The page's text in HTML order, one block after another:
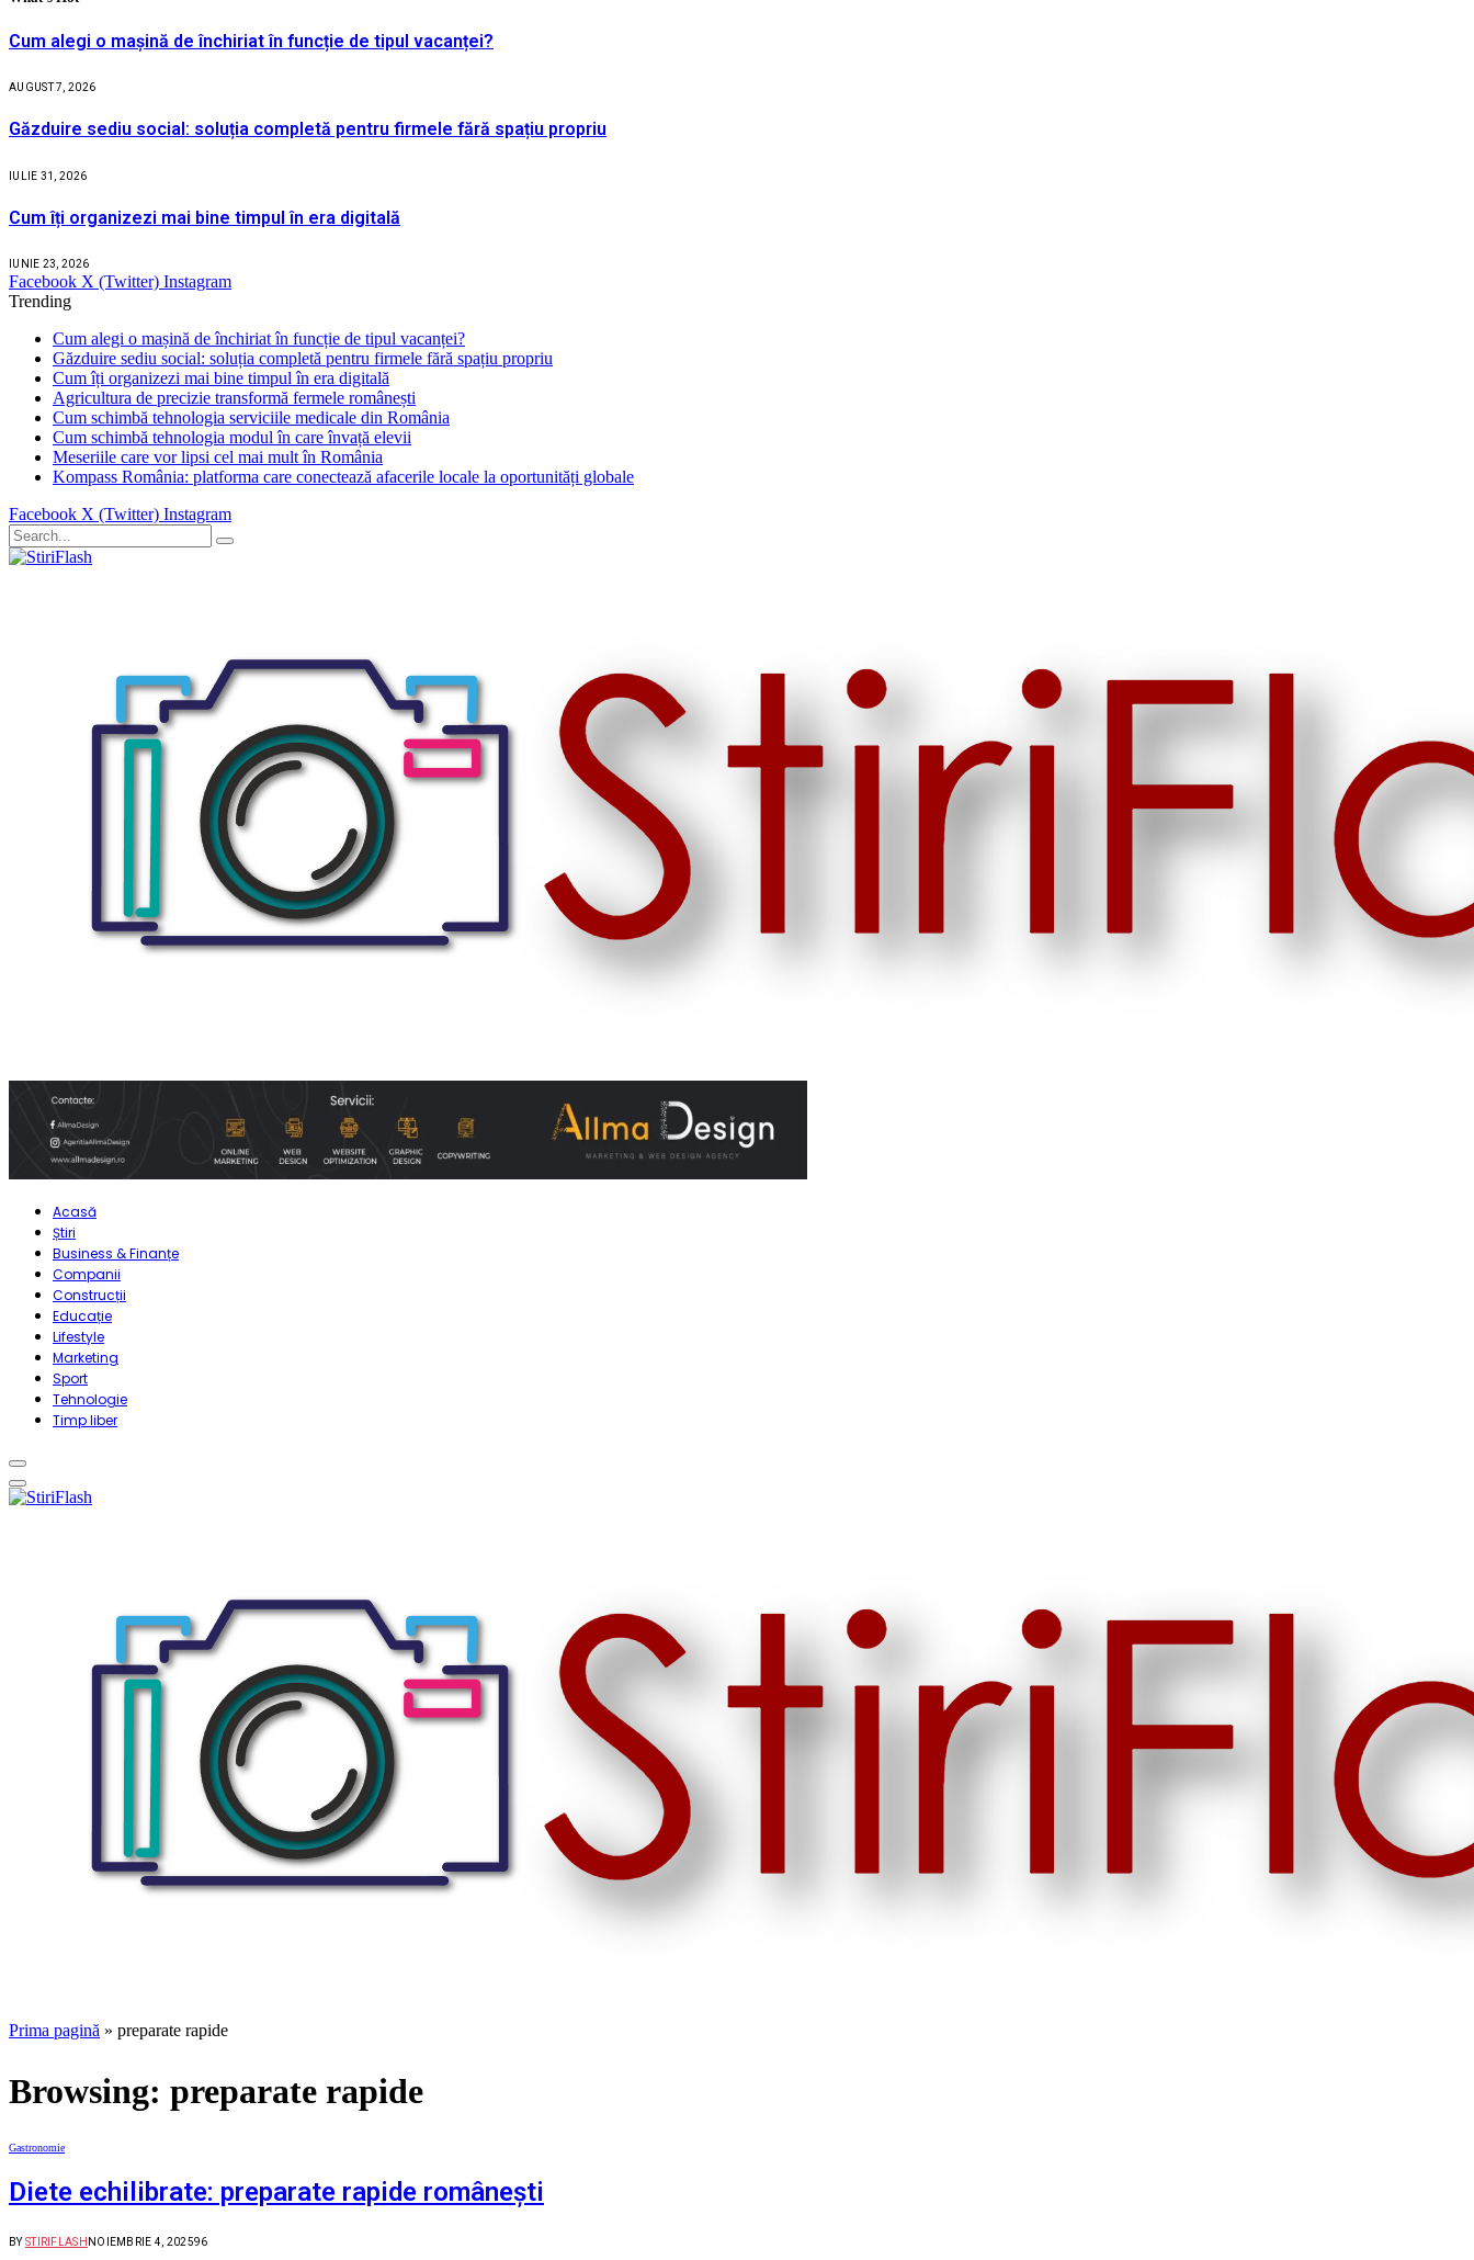
Cum alegi o mașină de închiriat în funcție de tipul vacanței?
AUGUST 7, 2026
Găzduire sediu social: soluția completă pentru firmele fără spațiu propriu
IULIE 31, 2026
Cum îți organizezi mai bine timpul în era digitală
IUNIE 23, 2026
Facebook X (Twitter) Instagram
Trending
Cum alegi o mașină de închiriat în funcție de tipul vacanței?
Găzduire sediu social: soluția completă pentru firmele fără spațiu propriu
Cum îți organizezi mai bine timpul în era digitală
Agricultura de precizie transformă fermele românești
Cum schimbă tehnologia serviciile medicale din România
Cum schimbă tehnologia modul în care învață elevii
Meseriile care vor lipsi cel mai mult în România
Kompass România: platforma care conectează afacerile locale la oportunități globale
Facebook X (Twitter) Instagram
Acasă
Știri
Business & Finanțe
Companii
Construcții
Educație
Lifestyle
Marketing
Sport
Tehnologie
Timp liber
Prima pagină » preparate rapide
Browsing: preparate rapide
Gastronomie
Diete echilibrate: preparate rapide românești
BY STIRIFLASH NOIEMBRIE 4, 202596